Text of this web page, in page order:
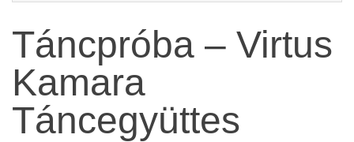
Táncpróba – Virtus
Kamara
Táncegyüttes